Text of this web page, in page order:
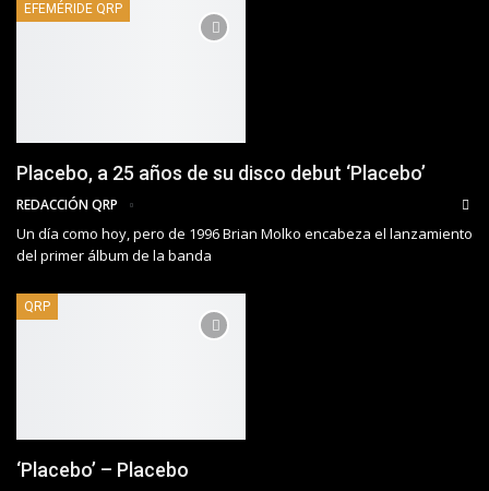
EFEMÉRIDE QRP
Placebo, a 25 años de su disco debut ‘Placebo’
REDACCIÓN QRP
Un día como hoy, pero de 1996 Brian Molko encabeza el lanzamiento
del primer álbum de la banda
QRP
‘Placebo’ – Placebo